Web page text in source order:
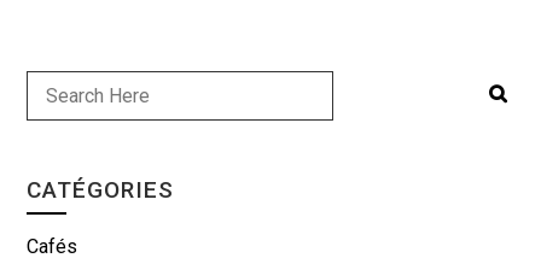
CATÉGORIES
Cafés